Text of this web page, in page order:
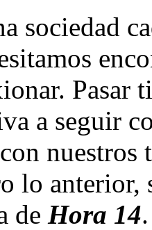
sociedad
Pasar
a seguir
nuestros
lo
de Hora 14.